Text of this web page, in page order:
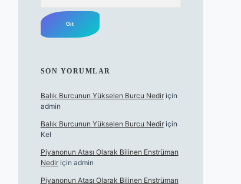
SON YORUMLAR
Balık Burcunun Yükselen Burcu Nediriçin
admin
Balık Burcunun Yükselen Burcu Nediriçin
Kel
Piyanonun Atası Olarak Bilinen Enstrüman
Nediriçin admin
Piyanonun Atası Olarak Bilinen Enstrüman